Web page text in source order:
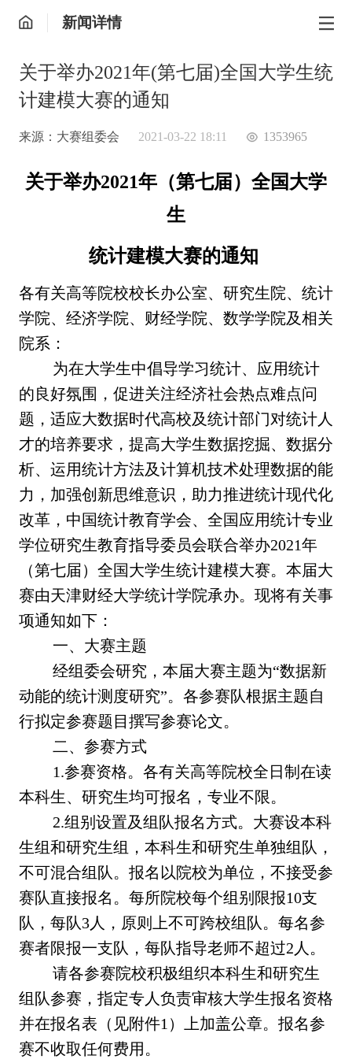
新闻详情
关于举办2021年(第七届)全国大学生统
计建模大赛的通知
来源：大赛组委会 2021-03-22 18:11 1353965
关于举办2021年（第七届）全国大学
生
统计建模大赛的通知
各有关高等院校校长办公室、研究生院、统计
学院、经济学院、财经学院、数学学院及相关
院系：
为在大学生中倡导学习统计、应用统计
的良好氛围，促进关注经济社会热点难点问
题，适应大数据时代高校及统计部门对统计人
才的培养要求，提高大学生数据挖掘、数据分
析、运用统计方法及计算机技术处理数据的能
力，加强创新思维意识，助力推进统计现代化
改革， 中国统计教育学会、全国应用统计专业
学位研究生教育指导委员会联合举办2021年
（第七届）全国大学生统计建模大赛。本届大
赛由天津财经大学统计学院承办。现将有关事
项通知如下：
一、大赛主题
经组委会研究，本届大赛主题为“数据新
动能的统计测度研究”。各参赛队根据主题自
行拟定参赛题目撰写参赛论文。
二、参赛方式
1.参赛资格。各有关高等院校全日制在读
本科生、研究生均可报名，专业不限。
2.组别设置及组队报名方式。大赛设本科
生组和研究生组，本科生和研究生单独组队，
不可混合组队。报名以院校为单位，不接受参
赛队直接报名。每所院校每个组别限报10支
队，每队3人，原则上不可跨校组队。每名参
赛者限报一支队，每队指导老师不超过2人。
请各参赛院校积极组织本科生和研究生
组队参赛，指定专人负责审核大学生报名资格
并在报名表（见附件1）上加盖公章。报名参
赛不收取任何费用。